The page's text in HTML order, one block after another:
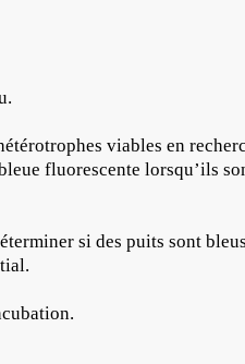
viables en
fluorescente lorsqu’ils
si des puits sont